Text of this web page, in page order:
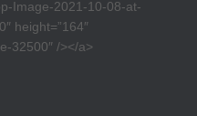
Image-2021-10-08-at-
height=”164″
32500″ /></a>